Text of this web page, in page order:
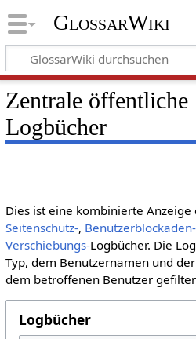
GlossarWiki
Zentrale öffentliche
Logbücher
Dies ist eine kombinierte Anzeige
Seitenschutz-, Benutzerblockaden-
Verschiebungs-Logbücher. Die
Typ, dem Benutzernamen und
dem betroffenen Benutzer
Logbücher